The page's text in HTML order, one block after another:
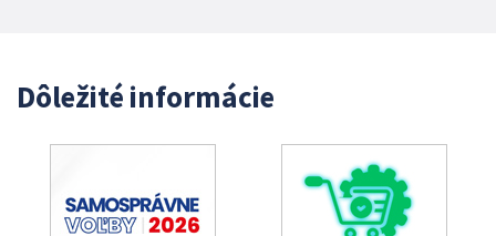
Dôležité informácie